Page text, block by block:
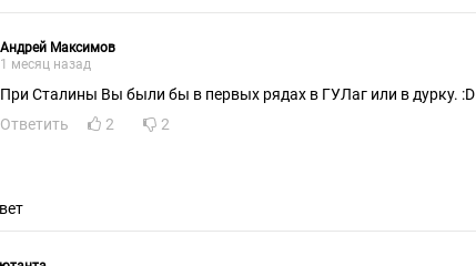
Андрей Максимов
1 месяц назад
При Сталины Вы были бы в первых рядах в ГУЛаг или в дурку. :D
Ответить
2 2